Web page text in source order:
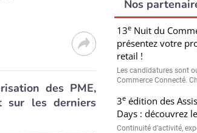
des PME,
sur les derniers
Nos
13eNuit du
présentez votre
retail !
Les candidatures sont
Commerce Connecté.
3eédition des
Days : découvrez
Continuité d’activité,